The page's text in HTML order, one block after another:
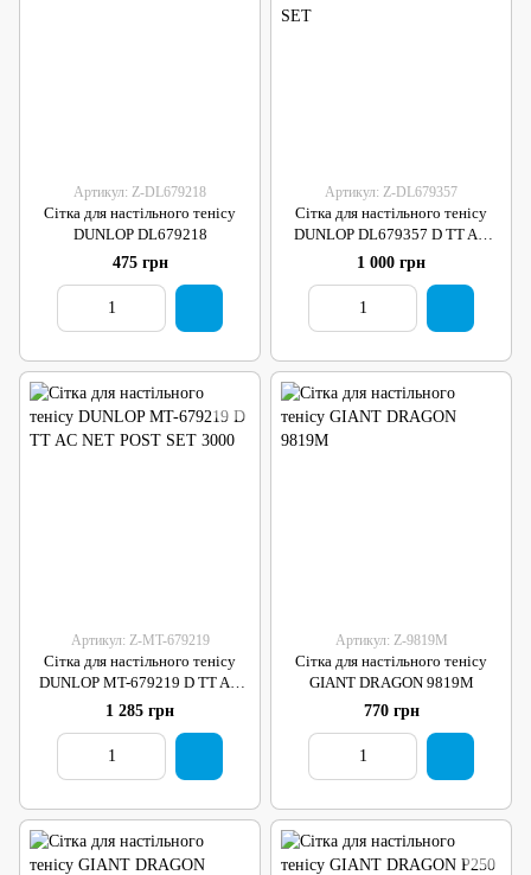
Артикул: Z-DL679218
Сітка для настільного тенісу
DUNLOP DL679218
475 грн
Артикул: Z-DL679357
Сітка для настільного тенісу
DUNLOP DL679357 D TT AC
TOUR NET & POST SET
1 000 грн
Артикул: Z-MT-679219
Сітка для настільного тенісу
DUNLOP MT-679219 D TT AC
NET POST SET 3000
1 285 грн
Артикул: Z-9819M
Сітка для настільного тенісу
GIANT DRAGON 9819M
770 грн